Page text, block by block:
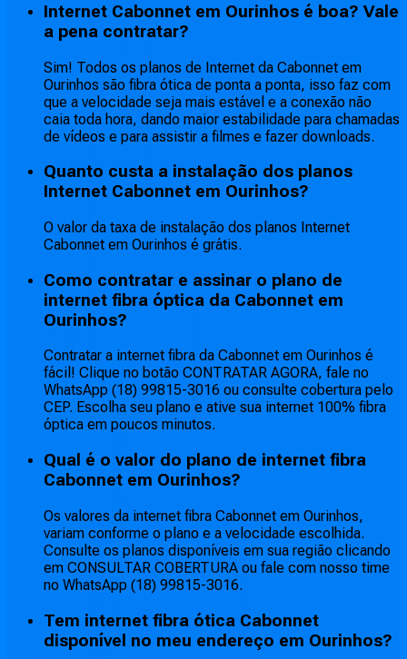
Internet Cabonnet em Ourinhos é boa? Vale
a pena contratar?
Sim! Todos os planos de Internet da Cabonnet em
Ourinhos são fibra ótica de ponta a ponta, isso faz com
que a velocidade seja mais estável e a conexão não
caia toda hora, dando maior estabilidade para chamadas
de vídeos e para assistir a filmes e fazer downloads.
Quanto custa a instalação dos planos
Internet Cabonnet em Ourinhos?
O valor da taxa de instalação dos planos Internet
Cabonnet em Ourinhos é grátis.
Como contratar e assinar o plano de
internet fibra óptica da Cabonnet em
Ourinhos?
Contratar a internet fibra da Cabonnet em Ourinhos é
fácil! Clique no botão CONTRATAR AGORA, fale no
WhatsApp (18) 99815-3016 ou consulte cobertura pelo
CEP. Escolha seu plano e ative sua internet 100% fibra
óptica em poucos minutos.
Qual é o valor do plano de internet fibra
Cabonnet em Ourinhos?
Os valores da internet fibra Cabonnet em Ourinhos,
variam conforme o plano e a velocidade escolhida.
Consulte os planos disponíveis em sua região clicando
em CONSULTAR COBERTURA ou fale com nosso time
no WhatsApp (18) 99815-3016.
Tem internet fibra ótica Cabonnet
disponível no meu endereço em Ourinhos?